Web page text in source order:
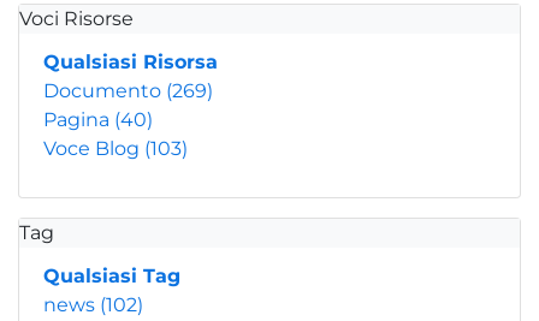
Voci Risorse
Qualsiasi Risorsa
Documento (269)
Pagina (40)
Voce Blog (103)
Tag
Qualsiasi Tag
news (102)